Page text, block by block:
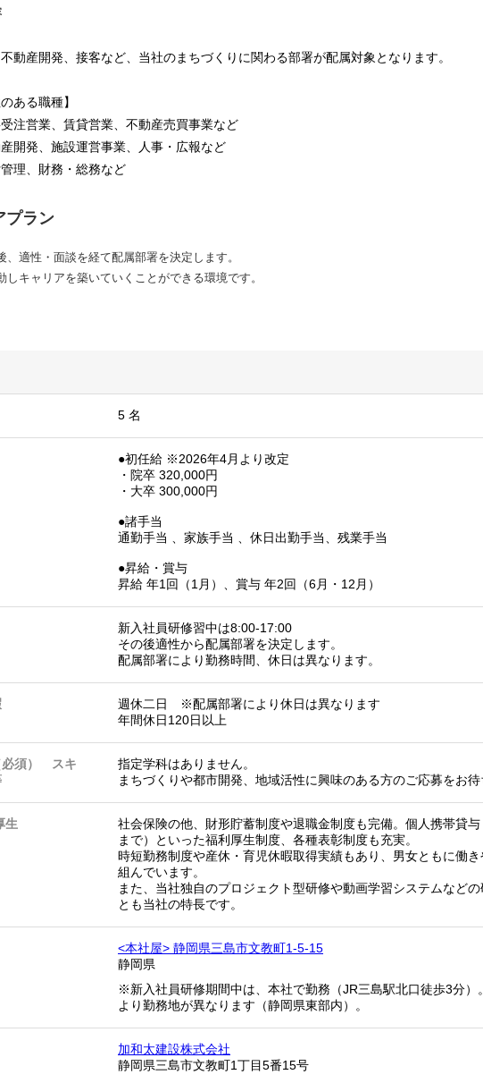
動産開発、接客など、当社のまちづくりに関わる部署が配属対象となります。
ある職種】
注営業、賃貸営業、不動産売買事業など
開発、施設運営事業、人事・広報など
理、財務・総務など
プラン
、適性・面談を経て配属部署を決定します。
しキャリアを築いていくことができる環境です。
5 名
●初任給 ※2026年4月より改定
・院卒 320,000円
・大卒 300,000円
●諸手当
通勤手当 、家族手当 、休日出勤手当、残業手当
●昇給・賞与
昇給 年1回（1月）、賞与 年2回（6月・12月）
新入社員研修習中は8:00-17:00
その後適性から配属部署を決定します。
配属部署により勤務時間、休日は異なります。
週休二日 ※配属部署により休日は異なります
年間休日120日以上
必須） スキ
指定学科はありません。
まちづくりや都市開発、地域活性に興味のある方のご応募をお待
生
社会保険の他、財形貯蓄制度や退職金制度も完備。個人携帯貸
まで）といった福利厚生制度、各種表彰制度も充実。
時短勤務制度や産休・育児休暇取得実績もあり、男女ともに働
組んでいます。
また、当社独自のプロジェクト型研修や動画学習システムなど
とも当社の特長です。
<本社屋> 静岡県三島市文教町1-5-15
静岡県
※新入社員研修期間中は、本社で勤務（JR三島駅北口徒歩3分
より勤務地が異なります（静岡県東部内）。
加和太建設株式会社
静岡県三島市文教町1丁目5番15号